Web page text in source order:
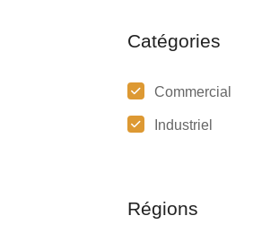
Catégories
Commercial
Industriel
Régions